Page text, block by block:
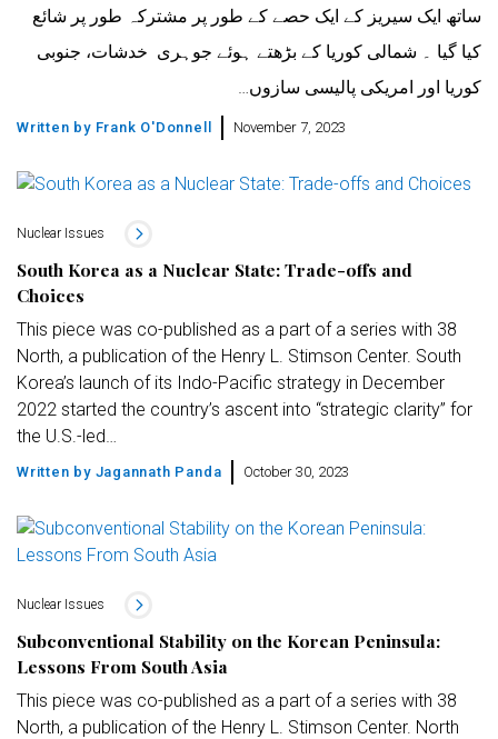
ساتھ ایک سیریز کے ایک حصے کے طور پر مشترکہ طور پر شائع
کیا گیا ۔ شمالی کوریا کے بڑھتے ہوئے جوہری خدشات، جنوبی
کوریا اور امریکی پالیسی سازوں…
Written by Frank O'Donnell November 7, 2023
Nuclear Issues
South Korea as a Nuclear State: Trade-offs and
Choices
This piece was co-published as a part of a series with 38
North, a publication of the Henry L. Stimson Center. South
Korea’s launch of its Indo-Pacific strategy in December
2022 started the country’s ascent into “strategic clarity” for
the U.S.-led…
Written by Jagannath Panda October 30, 2023
Nuclear Issues
Subconventional Stability on the Korean Peninsula:
Lessons From South Asia
This piece was co-published as a part of a series with 38
North, a publication of the Henry L. Stimson Center. North